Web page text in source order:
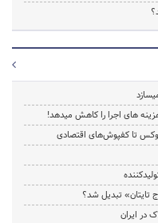
های اجرا را کاهش میدهد!
تا کفپوش‌های اقتصادی
تایتان» تبدیل شد؟
در ایران